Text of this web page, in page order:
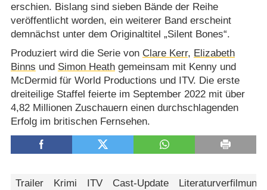
erschien. Bislang sind sieben Bände der Reihe
veröffentlicht worden, ein weiterer Band erscheint
demnächst unter dem Originaltitel „Silent Bones“.
Produziert wird die Serie von Clare Kerr, Elizabeth
Binns und Simon Heathgemeinsam mit Kenny und
McDermid für World Productions und ITV. Die erste
dreiteilige Staffel feierte im September 2022 mit über
4,82 Millionen Zuschauern einen durchschlagenden
Erfolg im britischen Fernsehen.
Trailer Krimi ITV Cast-Update Literaturverfilmung